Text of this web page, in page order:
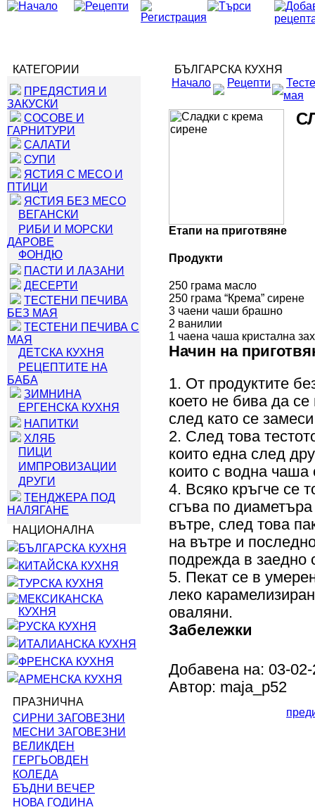
КАТЕГОРИИ
ПРЕДЯСТИЯ И
ЗАКУСКИ
СОСОВЕ И
ГАРНИТУРИ
САЛАТИ
СУПИ
ЯСТИЯ С МЕСО И
ПТИЦИ
ЯСТИЯ БЕЗ МЕСО
ВЕГАНСКИ
РИБИ И МОРСКИ
ДАРОВЕ
ФОНДЮ
ПАСТИ И ЛАЗАНИ
ДЕСЕРТИ
ТЕСТЕНИ ПЕЧИВА
БЕЗ МАЯ
ТЕСТЕНИ ПЕЧИВА С
МАЯ
ДЕТСКА КУХНЯ
РЕЦЕПТИТЕ НА
БАБА
ЗИМНИНА
ЕРГЕНСКА КУХНЯ
НАПИТКИ
ХЛЯБ
ПИЦИ
ИМПРОВИЗАЦИИ
ДРУГИ
ТЕНДЖЕРА ПОД
НАЛЯГАНЕ
НАЦИОНАЛНА
БЪЛГАРСКА КУХНЯ
КИТАЙСКА КУХНЯ
ТУРСКА КУХНЯ
МЕКСИКАНСКА
КУХНЯ
РУСКА КУХНЯ
ИТАЛИАНСКА КУХНЯ
ФРЕНСКА КУХНЯ
АРМЕНСКА КУХНЯ
ПРАЗНИЧНА
СИРНИ ЗАГОВЕЗНИ
МЕСНИ ЗАГОВЕЗНИ
ВЕЛИКДЕН
ГЕРГЬОВДЕН
КОЛЕДА
БЪДНИ ВЕЧЕР
НОВА ГОДИНА
БЪЛГАРСКА КУХНЯ
Начало
Рецепти
мая
Етапи на приготвяне
Продукти
250 грама масло
250 грама “Крема” сирене
3 чаени чаши брашно
2 ванилии
1 чаена чаша кристална
Начин на
1. От продуктите
което не бива да
след като се
2. След това
които една след
които с водна чаша
4. Всяко кръгче се
сгъва по диаметъра
вътре, след това
на вътре и
подрежда в заедно
5. Пекат се в
леко
оваляни.
Забележки
Добавена на: 03-02-
Автор: maja_p52